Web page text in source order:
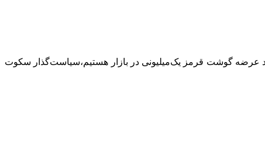
استخوان و بخش‌های مختلف لاشه) به ۶۰۰ تا ۷۵۰ هزار تومان رسیده و شاهد عرضه گوشت قرمز یک‌میلیونی در بازار هستیم،سیاست‌گذار سکوت